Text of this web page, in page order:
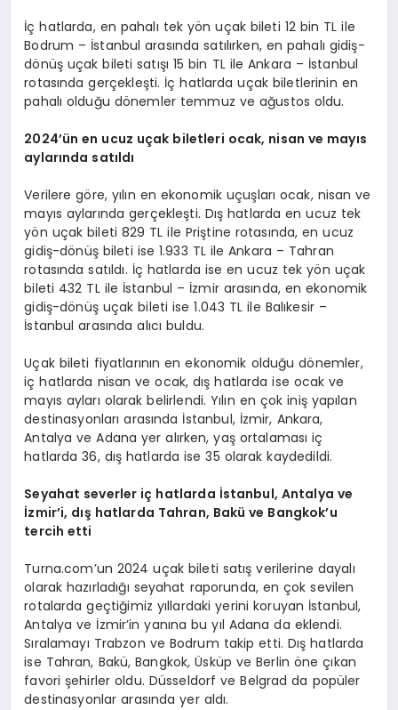
İç hatlarda, en pahalı tek yön uçak bileti 12 bin TL ile
Bodrum – İstanbul arasında satılırken, en pahalı gidiş-
dönüş uçak bileti satışı 15 bin TL ile Ankara – İstanbul
rotasında gerçekleşti. İç hatlarda uçak biletlerinin en
pahalı olduğu dönemler temmuz ve ağustos oldu.
2024’ün en ucuz uçak biletleri ocak, nisan ve mayıs
aylarında satıldı
Verilere göre, yılın en ekonomik uçuşları ocak, nisan ve
mayıs aylarında gerçekleşti. Dış hatlarda en ucuz tek
yön uçak bileti 829 TL ile Priştine rotasında, en ucuz
gidiş-dönüş bileti ise 1.933 TL ile Ankara – Tahran
rotasında satıldı. İç hatlarda ise en ucuz tek yön uçak
bileti 432 TL ile İstanbul – İzmir arasında, en ekonomik
gidiş-dönüş uçak bileti ise 1.043 TL ile Balıkesir –
İstanbul arasında alıcı buldu.
Uçak bileti fiyatlarının en ekonomik olduğu dönemler,
iç hatlarda nisan ve ocak, dış hatlarda ise ocak ve
mayıs ayları olarak belirlendi. Yılın en çok iniş yapılan
destinasyonları arasında İstanbul, İzmir, Ankara,
Antalya ve Adana yer alırken, yaş ortalaması iç
hatlarda 36, dış hatlarda ise 35 olarak kaydedildi.
Seyahat severler iç hatlarda İstanbul, Antalya ve
İzmir’i, dış hatlarda Tahran, Baküve Bangkok’u
tercih etti
Turna.com’un 2024 uçak bileti satış verilerine dayalı
olarak hazırladığı seyahat raporunda, en çok sevilen
rotalarda geçtiğimiz yıllardaki yerini koruyan İstanbul,
Antalya ve İzmir’in yanına bu yıl Adana da eklendi.
Sıralamayı Trabzon ve Bodrum takip etti. Dış hatlarda
ise Tahran, Bakü, Bangkok, Üsküp ve Berlin öne çıkan
favori şehirler oldu. Düsseldorf ve Belgrad da popüler
destinasyonlar arasında yer aldı.